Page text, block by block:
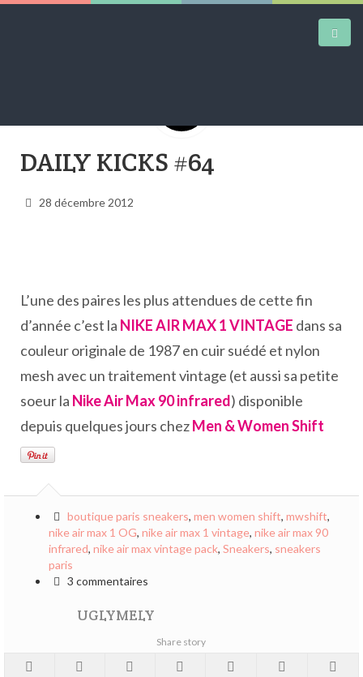
AIRTRAINERPEDIA
STREET ART
CONTACT
DAILY KICKS #64
28 décembre 2012
L’une des paires les plus attendues de cette fin
d’année c’est la NIKE AIR MAX 1 VINTAGE dans sa
couleur originale de 1987 en cuir suédé et nylon
mesh avec un traitement vintage (et aussi sa petite
soeur la Nike Air Max 90 infrared) disponible
depuis quelques jours chezMen & Women Shift
boutique paris sneakers, men women shift, mwshift,
nike air max 1 OG, nike air max 1 vintage, nike air max 90
infrared, nike air max vintage pack, Sneakers, sneakers
paris
3 commentaires
UGLYMELY
Share story